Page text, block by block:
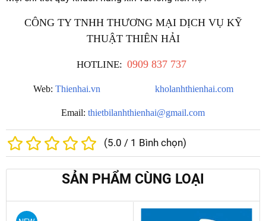
CÔNG TY TNHH THƯƠNG MẠI DỊCH VỤ KỸ
THUẬT THIÊN HẢI
HOTLINE: 0909 837 737
Web: Thienhai.vn kholanhthienhai.com
Email: thietbilanhthienhai@gmail.com
(5.0 / 1 Bình chọn)
SẢN PHẨM CÙNG LOẠI